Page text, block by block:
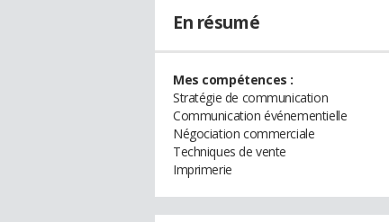
En résumé
Mes compétences :
Stratégie de communication
Communication événementielle
Négociation commerciale
Techniques de vente
Imprimerie